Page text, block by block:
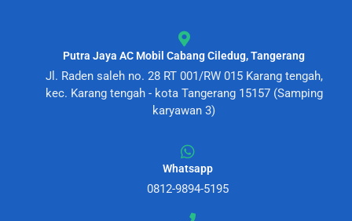
Putra Jaya AC Mobil Cabang Ciledug, Tangerang
Jl. Raden saleh no. 28 RT 001/RW 015 Karang tengah,
kec. Karang tengah - kota Tangerang 15157 (Samping
karyawan 3)
Whatsapp
0812-9894-5195